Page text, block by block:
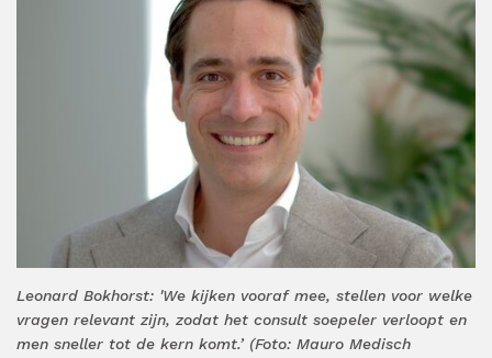
Leonard Bokhorst: 'We kijken vooraf mee, stellen voor welke
vragen relevant zijn, zodat het consult soepeler verloopt en
men sneller tot de kern komt.’ (Foto: Mauro Medisch